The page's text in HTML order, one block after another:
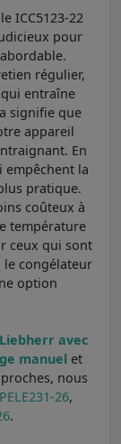
ICC5123-22
pour
régulier,
entraîne
signifie que
appareil
En
empêchent la
pratique.
coûteux à
température
ceux qui sont
congélateur
option
avec
manuel et
nous
26,
.